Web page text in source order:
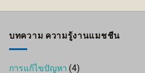
บทความ ความรู้งานแมชชีน
การแก้ไขปัญหา(4)